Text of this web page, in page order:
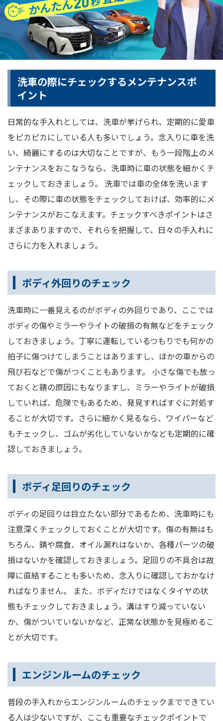
洗車の際にチェックするメンテナンスポ
イント
日常的な手入れとしては、洗車が挙げられ、定期的に愛車
をピカピカにしている人も多いでしょう。念入りに車を洗
い、綺麗にするのは大切なことですが、もう一段階上のメ
ンテナンスをおこなうなら、洗車時に車の状態を細かくチ
ェックしておきましょう。 洗車では車の全体を洗います
し、その際に車の状態をチェックしておけば、効率的にメ
ンテナンスがおこなえます。チェックすべきポイントはさ
まざまありますので、それらを把握して、日々の手入れに
さらに力を入れましょう。
ボディ外回りのチェック
洗車時に一番見えるのがボディの外回りであり、ここでは
ボディの傷やミラーやライトの破損の有無などをチェック
しておきましょう。丁寧に運転しているつもりでも何かの
拍子に傷つけてしまうことはありますし、ほかの車からの
飛び石などで傷がつくこともあります。 小さな傷でも放っ
ておくと錆の原因にもなりますし、ミラーやライトが破損
していれば、危険でもあるため、発見すればすぐに対処す
ることが大切です。さらに細かく見るなら、ワイパーなど
もチェックし、ゴムが劣化していないかなども定期的に確
認しておきましょう。
ボディ足回りのチェック
ボディの足回りは目立たない部分であるため、洗車時にも
注意深くチェックしておくことが大切です。傷の有無はも
ちろん、錆や腐食、オイル漏れはないか、各種パーツの破
損はないかを確認しておきましょう。足回りの不具合は故
障に直結することも多いため、念入りに確認しておかなけ
ればなりません。 また、ボディだけではなくタイヤの状
態もチェックしておきましょう。溝はすり減っていない
か、傷がついていないかなど、正常な状態かを見極めるこ
とが大切です。
エンジンルームのチェック
普段の手入れからエンジンルームのチェックまでできてい
る人は少ないですが、ここも重要なチェックポイントで